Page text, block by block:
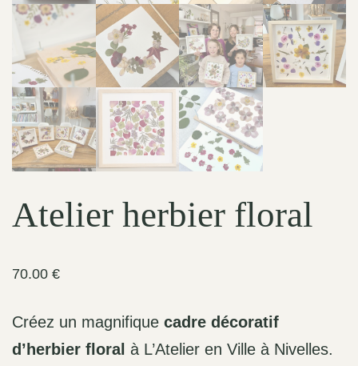
Atelier herbier floral
70.00 €
Créez un magnifique cadre décoratif
d’herbier floral à L’Atelier en Ville à Nivelles.